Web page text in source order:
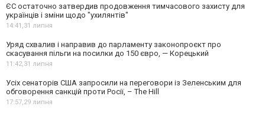
ЄС остаточно затвердив продовження тимчасового захисту для
українців і зміни щодо "ухилянтів"
14:41,31 липня
Уряд схвалив і направив до парламенту законопроєкт про
скасування пільги на посилки до 150 євро, — Корецький
11:42,31 липня
Усіх сенаторів США запросили на переговори із Зеленським для
обговорення санкцій проти Росії, – The Hill
17:57,29 липня